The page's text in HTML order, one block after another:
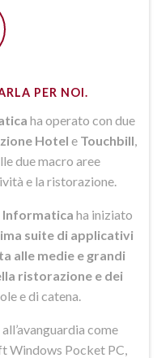
PER NOI.
ha operato con due
Hotel e Touchbill
due macro aree
e la ristorazione.
Informatica ha iniziato
suite di applicativi
alle medie e grandi
ristorazione e dei
e di catena.
come
Windows Pocket PC,